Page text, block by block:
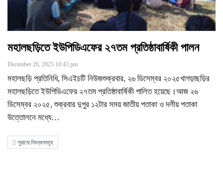
মহালছড়িতে ইউপিডিএফের ২৭তম প্রতিষ্ঠাবার্ষিকী পালন
December 26, 2025 10:43 pm
মহালছড়ি প্রতিনিধি, সিএইচটি নিউজশুক্রবার, ২৬ ডিসেম্বর ২০২৫খাগড়াছড়ির
মহালছড়িতে ইউপিডিএফের ২৭তম প্রতিষ্ঠাবার্ষিকী পালিত হয়েছে।আজ ২৬
ডিসেম্বর ২০২৫, শুক্রবার দুপুর ১২টার সময় জাতীয় পতাকা ও দলীয় পতাকা
উত্তোলনে মধ্যে…
পুরানো নিবন্ধনসমূহ